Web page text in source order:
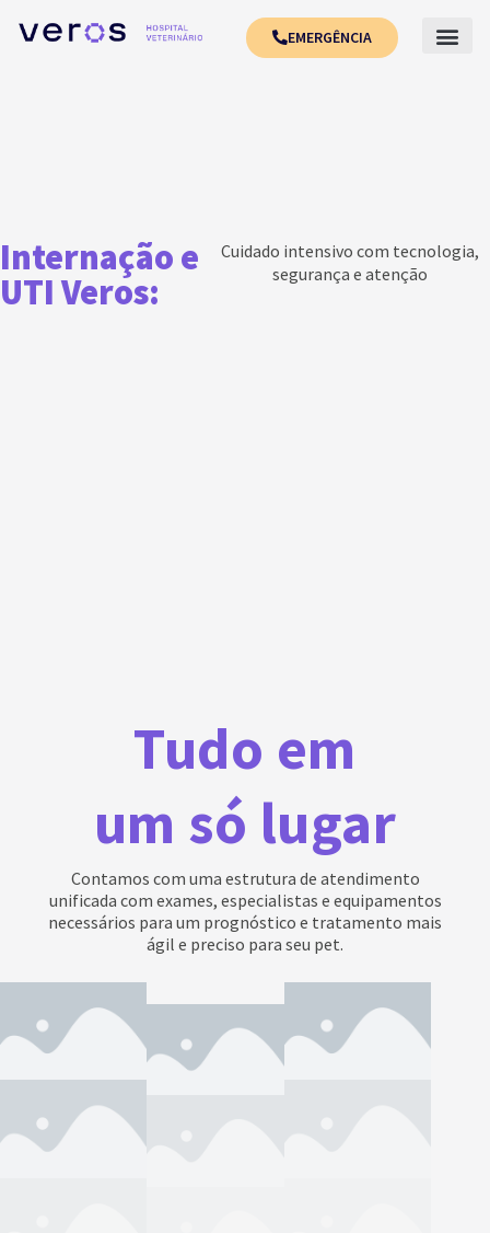
EMERGÊNCIA
Internação e
UTI Veros:
Cuidado intensivo com tecnologia,
segurança e atenção
Tudo em
um só lugar
Contamos com uma estrutura de atendimento
unificada com exames, especialistas e equipamentos
necessários para um prognóstico e tratamento mais
ágil e preciso para seu pet.